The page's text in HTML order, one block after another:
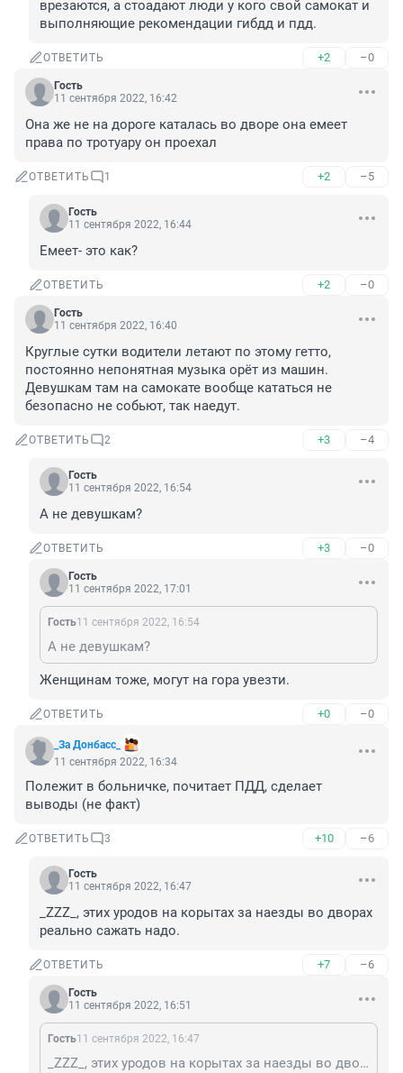
врезаются, а стоадают люди у кого свой самокат и
выполняющие рекомендации гибдд и пдд.
ОТВЕТИТЬ +2 –0
Гость
11 сентября 2022, 16:42
Она же не на дороге каталась во дворе она емеет
права по тротуару он проехал
ОТВЕТИТЬ 1 +2 –5
Гость
11 сентября 2022, 16:44
Емеет- это как?
ОТВЕТИТЬ +2 –0
Гость
11 сентября 2022, 16:40
Круглые сутки водители летают по этому гетто,
постоянно непонятная музыка орёт из машин.
Девушкам там на самокате вообще кататься не
безопасно не собьют, так наедут.
ОТВЕТИТЬ 2 +3 –4
Гость
11 сентября 2022, 16:54
А не девушкам?
ОТВЕТИТЬ +3 –0
Гость
11 сентября 2022, 17:01
Гость11 сентября 2022, 16:54
А не девушкам?
Женщинам тоже, могут на гора увезти.
ОТВЕТИТЬ +0 –0
_За Донбасс_
11 сентября 2022, 16:34
Полежит в больничке, почитает ПДД, сделает
выводы (не факт)
ОТВЕТИТЬ 3 +10 –6
Гость
11 сентября 2022, 16:47
_ZZZ_, этих уродов на корытах за наезды во дворах
реально сажать надо.
ОТВЕТИТЬ +7 –6
Гость
11 сентября 2022, 16:51
Гость11 сентября 2022, 16:47
_ZZZ_, этих уродов на корытах за наезды во дворах реально сажать надо.